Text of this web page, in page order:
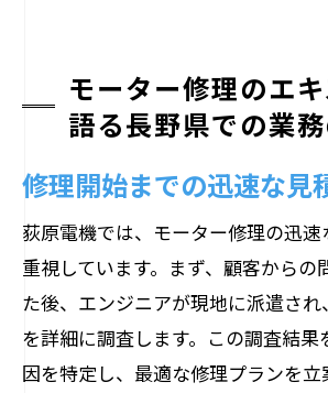
モーター修理のエ
語る長野県での業
修理開始までの迅速な見
荻原電機では、モーター修理の迅
重視しています。まず、顧客からの
た後、エンジニアが現地に派遣さ
を詳細に調査します。この調査結果
因を特定し、最適な修理プランを立